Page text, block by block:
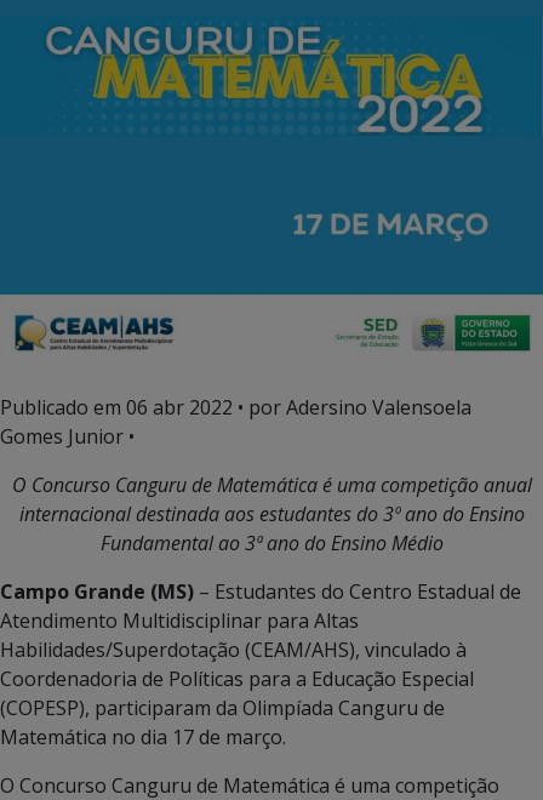
Publicado em 06 abr 2022 • por Adersino Valensoela
Gomes Junior •
O Concurso Canguru de Matemática é uma competição anual
internacional destinada aos estudantes do 3º ano do Ensino
Fundamental ao 3ª ano do Ensino Médio
Campo Grande (MS) – Estudantes do Centro Estadual de
Atendimento Multidisciplinar para Altas
Habilidades/Superdotação (CEAM/AHS), vinculado à
Coordenadoria de Políticas para a Educação Especial
(COPESP), participaram da Olimpíada Canguru de
Matemática no dia 17 de março.
O Concurso Canguru de Matemática é uma competição